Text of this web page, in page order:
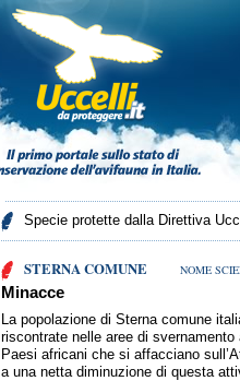
Specie protette dalla Direttiva
STERNA COMUNE NOME
Minacce
La popolazione di Sterna comune
riscontrate nelle aree di
Paesi africani che si affacciano
a una netta diminuzione di questa